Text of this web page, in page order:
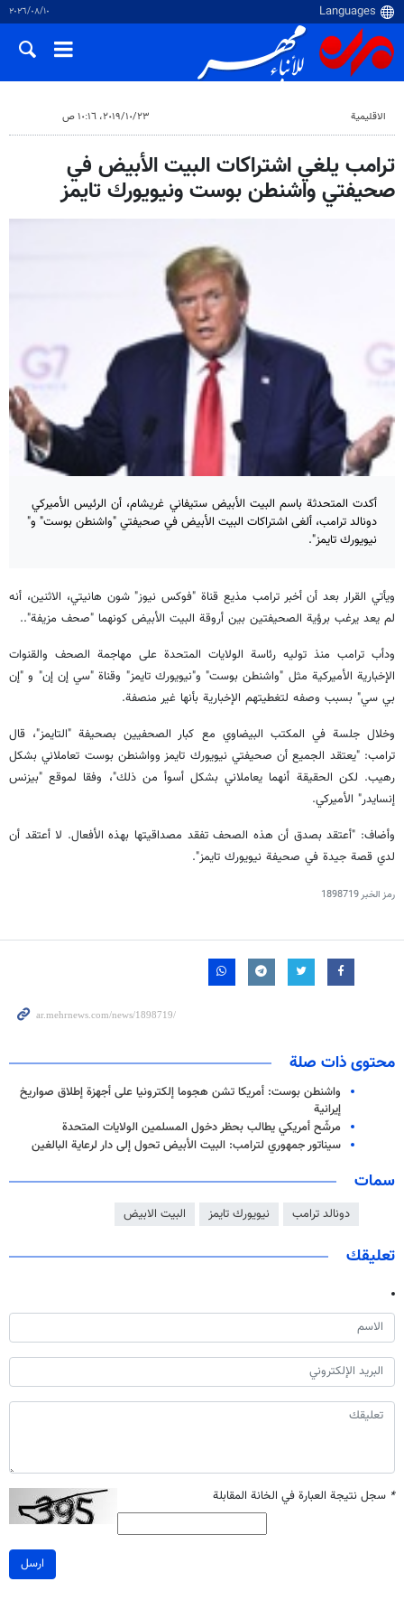
١٠‏/٠٨‏/٢٠٢٦
الاقلیمیة ٢٣‏/١٠‏/٢٠١٩، ١٠:١٦ ص
ترامب يلغي اشتراكات البيت الأبيض في
صحيفتي واشنطن بوست ونيويورك تايمز
أكدت المتحدثة باسم ​البيت الأبيض​ ستيفاني غريشام، أن الرئيس الأميركي ​
دونالد ترامب​، ألغى اشتراكات البيت الأبيض في صحيفتي "​واشنطن بوست​" و"​
نيويورك تايمز​".
ويأتي القرار بعد أن أخبر ترامب مذيع قناة "​فوكس نيوز​" شون هانيتي، الاثنين، أنه
لم يعد يرغب برؤية الصحيفتين بين أروقة البيت الأبيض كونهما "صحف مزيفة"..
ودأب ترامب منذ توليه رئاسة ​الولايات المتحدة​ على مهاجمة الصحف والقنوات
الإخبارية الأميركية مثل "واشنطن بوست" و"نيويورك تايمز" وقناة "سي إن إن" و "إن
بي سي" بسبب وصفه لتغطيتهم الإخبارية بأنها غير منصفة.
وخلال جلسة في المكتب البيضاوي مع كبار الصحفيين بصحيفة "التايمز"، قال
ترامب: "يعتقد الجميع أن صحيفتي نيويورك تايمز وواشنطن بوست تعاملاني بشكل
رهيب. لكن الحقيقة أنهما يعاملاني بشكل أسوأ من ذلك"، وفقا لموقع "بيزنس
إنسايدر" الأميركي.
وأضاف: "أعتقد بصدق أن هذه الصحف تفقد مصداقيتها بهذه الأفعال. لا أعتقد أن
لدي قصة جيدة في صحيفة نيويورك تايمز".
رمز الخبر1898719
محتوى ذات صلة
واشنطن بوست: أمريكا تشن هجوما إلكترونيا على أجهزة إطلاق صواريخ
إيرانية
مرشّح أمريكي يطالب بحظر دخول المسلمين الولايات المتحدة
سیناتور جمهوري لترامب: البيت الأبيض تحول إلى دار لرعاية البالغين
سمات
دونالد ترامب نيويورك تايمز البيت الابيض
تعليقك
* سجل نتيجة العبارة في الخانة المقابلة
ارسل